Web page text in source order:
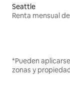
Seattle
*Pueden
zonas y